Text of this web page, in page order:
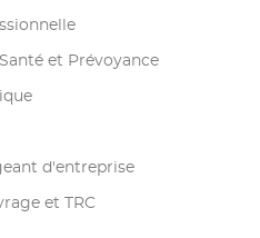
et Prévoyance
d'entreprise
et TRC